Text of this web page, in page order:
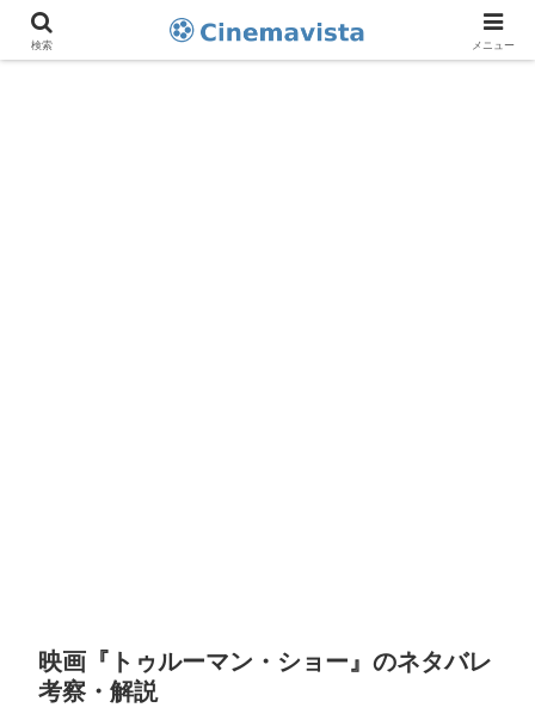
映画『トゥルーマン・ショー』のネタバレ
考察・解説
検索 メニュー